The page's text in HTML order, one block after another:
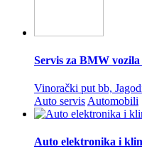
Servis za BMW
Vinorački put bb,
Auto servis Automobili
Auto elektronika i